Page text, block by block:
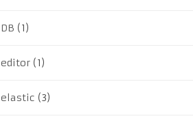
DB (1)
editor (1)
elastic (3)